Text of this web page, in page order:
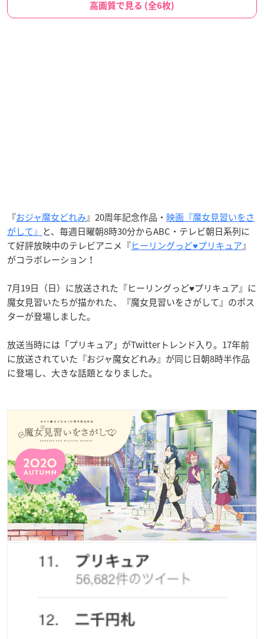
高画質で見る (全6枚)
『おジャ魔女どれみ』20周年記念作品・ 映画『魔女見習いをさ
がして』 と、毎週日曜朝8時30分からABC・テレビ朝日系列に
て好評放映中のテレビアニメ『ヒーリングっど♥プリキュア』
がコラボレーション！
7月19日（日）に放送された『ヒーリングっど♥プリキュア』に
魔女見習いたちが描かれた、『魔女見習いをさがして』のポス
ターが登場しました。
放送当時には「プリキュア」がTwitterトレンド入り。17年前
に放送されていた『おジャ魔女どれみ』が同じ日朝8時半作品
に登場し、大きな話題となりました。